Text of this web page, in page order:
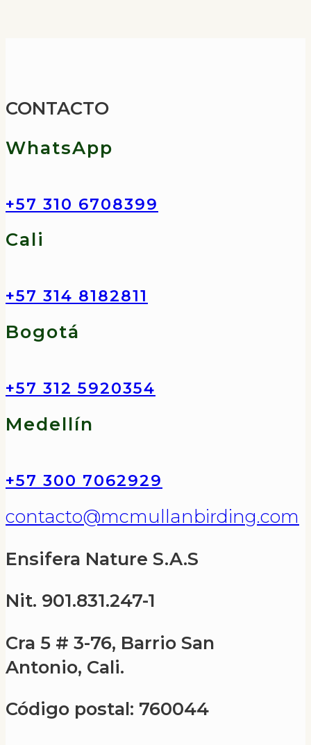
CONTACTO
WhatsApp
+57 310 6708399
Cali
+57 314 8182811
Bogotá
+57 312 5920354
Medellín
+57 300 7062929
contacto@mcmullanbirding.com
Ensifera Nature S.A.S
Nit. 901.831.247-1
Cra 5 # 3-76, Barrio San
Antonio, Cali.
Código postal: 760044